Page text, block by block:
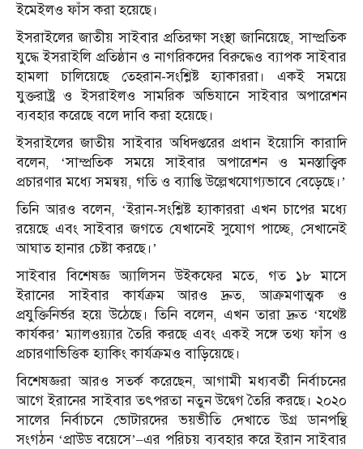
ইমেইলও ফাঁস করা হয়েছে।
ইসরাইলের জাতীয় সাইবার প্রতিরক্ষা সংস্থা জানিয়েছে, সাম্প্রতিক
যুদ্ধে ইসরাইলি প্রতিষ্ঠান ও নাগরিকদের বিরুদ্ধেও ব্যাপক সাইবার
হামলা চালিয়েছে তেহরান-সংশ্লিষ্ট হ্যাকাররা। একই সময়ে
যুক্তরাষ্ট্র ও ইসরাইলও সামরিক অভিযানে সাইবার অপারেশন
ব্যবহার করেছে বলে দাবি করা হয়েছে।
ইসরাইলের জাতীয় সাইবার অধিদপ্তরের প্রধান ইয়োসি কারাদি
বলেন, ‘সাম্প্রতিক সময়ে সাইবার অপারেশন ও মনস্তাত্ত্বিক
প্রচারণার মধ্যে সমন্বয়, গতি ও ব্যাপ্তি উল্লেখযোগ্যভাবে বেড়েছে।’
তিনি আরও বলেন, ‘ইরান-সংশ্লিষ্ট হ্যাকাররা এখন চাপের মধ্যে
রয়েছে এবং সাইবার জগতে যেখানেই সুযোগ পাচ্ছে, সেখানেই
আঘাত হানার চেষ্টা করছে।’
সাইবার বিশেষজ্ঞ অ্যালিসন উইকফের মতে, গত ১৮ মাসে
ইরানের সাইবার কার্যক্রম আরও দ্রুত, আক্রমণাত্মক ও
প্রযুক্তিনির্ভর হয়ে উঠেছে। তিনি বলেন, এখন তারা দ্রুত ‘যথেষ্ট
কার্যকর’ ম্যালওয়্যার তৈরি করছে এবং একই সঙ্গে তথ্য ফাঁস ও
প্রচারণাভিত্তিক হ্যাকিং কার্যক্রমও বাড়িয়েছে।
বিশেষজ্ঞরা আরও সতর্ক করেছেন, আগামী মধ্যবর্তী নির্বাচনের
আগে ইরানের সাইবার তৎপরতা নতুন উদ্বেগ তৈরি করছে। ২০২০
সালের নির্বাচনে ভোটারদের ভয়ভীতি দেখাতে উগ্র ডানপন্থি
সংগঠন ‘প্রাউড বয়েসে’–এর পরিচয় ব্যবহার করে ইরান সাইবার